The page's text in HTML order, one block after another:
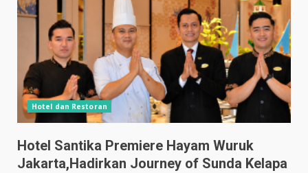
Hotel dan Restoran
Hotel Santika Premiere Hayam Wuruk
Jakarta,Hadirkan Journey of Sunda Kelapa